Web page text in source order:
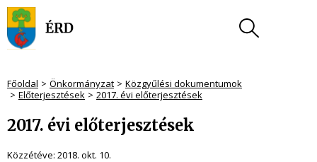
Főoldal Önkormányzat
Közgyűlési dokumentumok
Előterjesztések
2017. évi előterjesztések
2017. évi előterjesztések
Közzétéve: 2018. okt. 10.